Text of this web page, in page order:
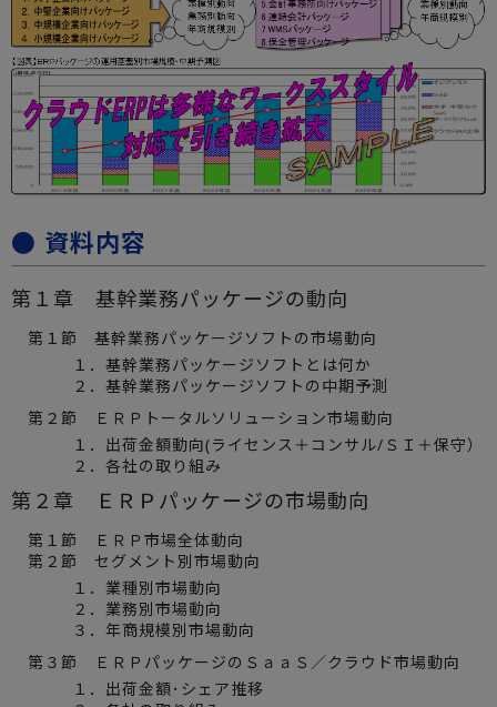
● 資料内容
第１章 基幹業務パッケージの動向
第１節 基幹業務パッケージソフトの市場動向
１．基幹業務パッケージソフトとは何か
２．基幹業務パッケージソフトの中期予測
第２節 ＥＲＰトータルソリューション市場動向
１．出荷金額動向(ライセンス＋コンサル/ＳＩ＋保守）
２．各社の取り組み
第２章 ＥＲＰパッケージの市場動向
第１節 ＥＲＰ市場全体動向
第２節 セグメント別市場動向
１．業種別市場動向
２．業務別市場動向
３．年商規模別市場動向
第３節 ＥＲＰパッケージのＳａａＳ／クラウド市場動向
１．出荷金額･シェア推移